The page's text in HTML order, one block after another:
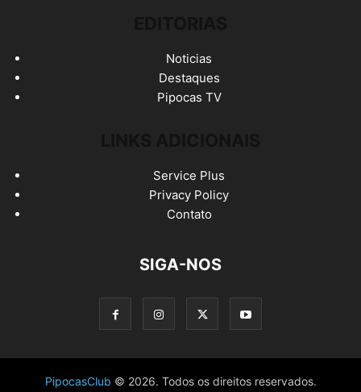
Noticias
Destaques
Pipocas TV
Service Plus
Privacy Policy
Contato
SIGA-NOS
PipocasClub © 2026. Todos os direitos reservados.